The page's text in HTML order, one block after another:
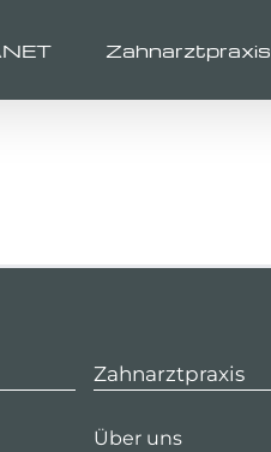
Zahnarztpraxis
Zahnarztpraxis
Über uns